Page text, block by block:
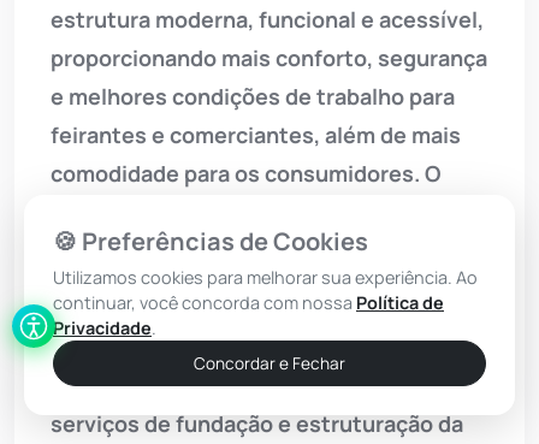
estrutura moderna, funcional e acessível,
proporcionando mais conforto, segurança
e melhores condições de trabalho para
feirantes e comerciantes, além de mais
comodidade para os consumidores. O
favorecendo a circulação de pessoas e
garantindo maior eficiência nas
atividades desenvolvidas no espaço.
Nesta fase inicial, serão executados os
serviços de fundação e estruturação da
🍪 Preferências de Cookies
Utilizamos cookies para melhorar sua experiência. Ao
continuar, você concorda com nossa Política de
Privacidade.
Concordar e Fechar